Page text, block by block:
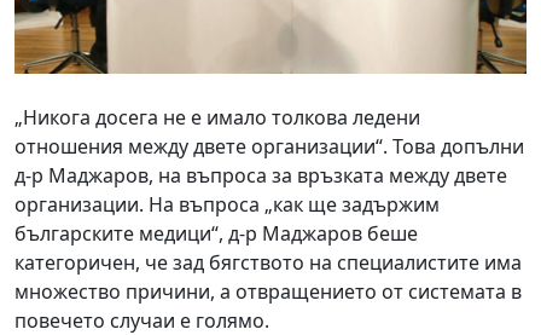
„Никога досега не е имало толкова ледени
отношения между двете организации“. Това допълни
д-р Маджаров, на въпроса за връзката между двете
организации. На въпроса „как ще задържим
българските медици“, д-р Маджаров беше
категоричен, че зад бягството на специалистите има
множество причини, а отвращението от системата в
повечето случаи е голямо.